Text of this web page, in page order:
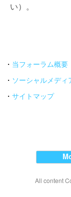
い）。
・ 当フォーラム概要
・ ソーシャルメディ
・ サイトマップ
All content